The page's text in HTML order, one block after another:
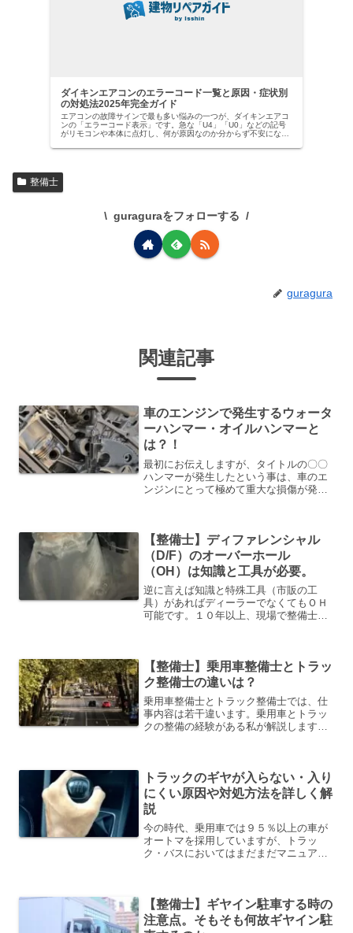
ダイキンエアコンのエラーコード一覧と原因・症状別
の対処法2025年完全ガイド
エアコンの故障サインで最も多い悩みの一つが、ダイキンエアコ
ンの「エラーコード表示」です。急な「U4」「U0」などの記号
がリモコンや本体に点灯し、何が原因なのか分からず不安になっ
でトッ…
整備士
guraguraをフォローする
guragura
関連記事
車のエンジンで発生するウォータ
ーハンマー・オイルハンマーと
は？！
最初にお伝えしますが、タイトルの〇〇
ハンマーが発生したという事は、車のエ
ンジンにとって極めて重大な損傷が発生
で、かなりの高額修理にな...
【整備士】ディファレンシャル
（D/F）のオーバーホール
（OH）は知識と工具が必要。
逆に言えば知識と特殊工具（市販の工
具）があればディーラーでなくてもＯＨ
可能です。１０年以上、現場で整備士を
んね。どういう構造になってい...
【整備士】乗用車整備士とトラッ
ク整備士の違いは？
乗用車整備士とトラック整備士では、仕
事内容は若干違います。乗用車とトラッ
クの整備の経験がある私が解説します。
容法令点検・車検軽整備オ...
トラックのギヤが入らない・入り
にくい原因や対処方法を詳しく解
説
今の時代、乗用車では９５％以上の車が
オートマを採用していますが、トラッ
ク・バスにおいてはまだまだマニュアル
方法、自分で簡易的に点検す...
【整備士】ギヤイン駐車する時の
注意点。そもそも何故ギヤイン駐